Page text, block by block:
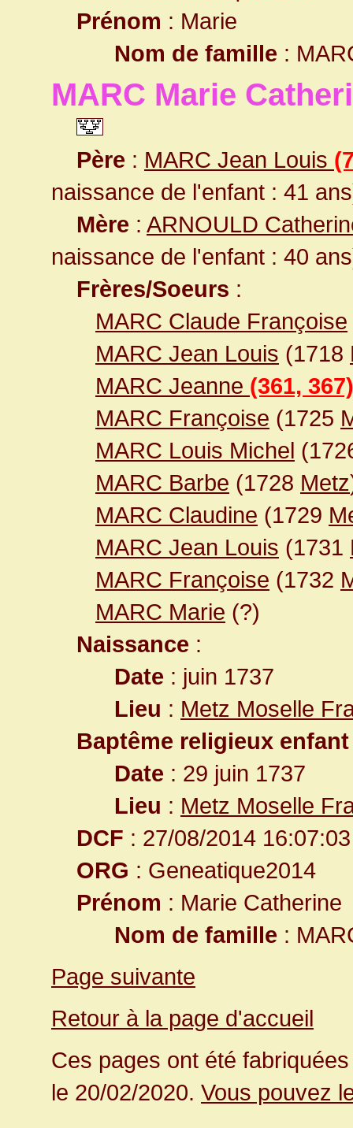
Prénom : Marie
Nom de famille :
MARC Marie
Père : MARC Jean Louis
naissance de l'enfant : 41
Mère : ARNOULD
naissance de l'enfant : 40
Frères/Soeurs :
MARC Claude Françoise
MARC Jean Louis (1718
MARC Jeanne (361, 367)
MARC Françoise (1725
MARC Louis Michel
MARC Barbe (1728 Metz
MARC Claudine (1729
MARC Jean Louis (1731
MARC Françoise (1732
MARC Marie (?)
Naissance :
Date : juin 1737
Lieu : Metz Moselle
Baptême religieux enfant
Date : 29 juin 1737
Lieu : Metz Moselle
DCF : 27/08/2014 16:07:03
ORG : Geneatique2014
Prénom : Marie Catherine
Nom de famille :
Page suivante
Retour à la page d'accueil
Ces pages ont été
le 20/02/2020. Vous pouvez